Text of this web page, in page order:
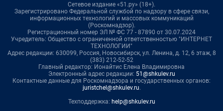
Сетевое издание «51.ру» (18+).
Зарегистрировано Федеральной службой по надзору в сфере связи,
информационных технологий и массовых коммуникаций
(Роскомнадзор).
Регистрационный номер ЭЛ № ФС 77 - 87890 от 30.07.2024
Учредитель: Общество с ограниченной ответственностью "ИНТЕРНЕТ
ТЕХНОЛОГИИ"
Адрес редакции: 630099, Россия, Новосибирск, ул. Ленина, д. 12, 6 этаж, 8
(383) 212-52-52
Главный редактор: Ионайтис Елена Владимировна
Электронный адрес редакции: 51@shkulev.ru
Контактные данные для Роскомнадзора и государственных органов:
juristchel@shkulev.ru.
Техподдержка: help@shkulev.ru